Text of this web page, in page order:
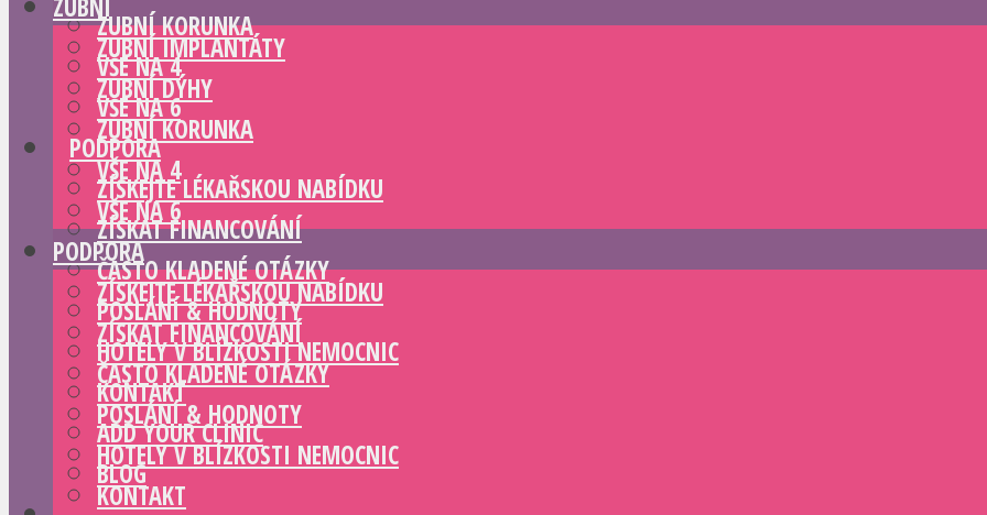
ZUBNÍ KORUNKA
VŠE NA 4
VŠE NA 6
PODPORA
ZÍSKEJTE LÉKAŘSKOU NABÍDKU
ZÍSKAT FINANCOVÁNÍ
ČASTO KLADENÉ OTÁZKY
POSLÁNÍ & HODNOTY
HOTELY V BLÍZKOSTI NEMOCNIC
KONTAKT
ADD YOUR CLINIC
BLOG
ZUBNÍ
ZUBNÍ IMPLANTÁTY
ZUBNÍ DÝHY
ZUBNÍ KORUNKA
VŠE NA 4
VŠE NA 6
PODPORA
ZÍSKEJTE LÉKAŘSKOU NABÍDKU
ZÍSKAT FINANCOVÁNÍ
ČASTO KLADENÉ OTÁZKY
POSLÁNÍ & HODNOTY
HOTELY V BLÍZKOSTI NEMOCNIC
KONTAKT